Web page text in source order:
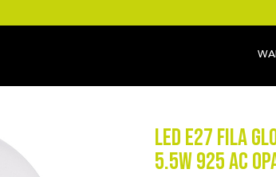
LED E27 Fila
5.5W 925 AC